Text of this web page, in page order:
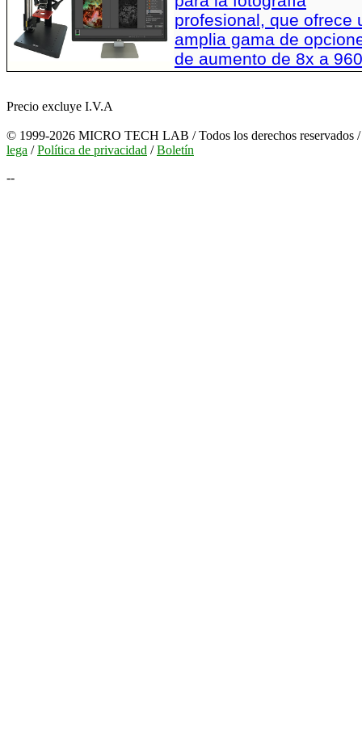
profesional, que ofrece
amplia gama de
de aumento de 8x a
Precio excluye I.V.A
© 1999-2026 MICRO TECH LAB / Todos los derechos reservados /
lega /Política de privacidad /Boletín
--